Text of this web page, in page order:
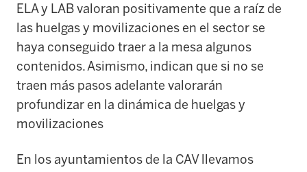
ELA y LAB valoran positivamente que a raíz de
las huelgas y movilizaciones en el sector se
haya conseguido traer a la mesa algunos
contenidos. Asimismo, indican que si no se
traen más pasos adelante valorarán
profundizar en la dinámica de huelgas y
movilizaciones
En los ayuntamientos de la CAV llevamos